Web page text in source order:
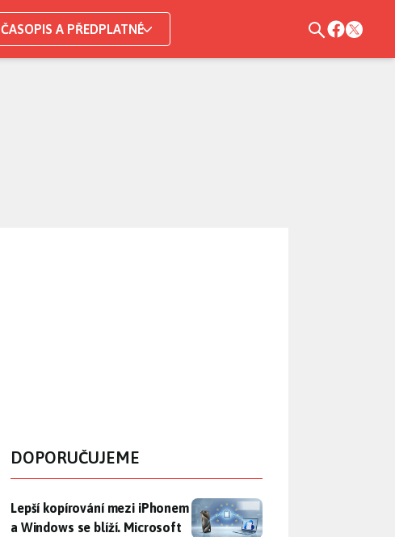
ČASOPIS A PŘEDPLATNÉ
DOPORUČUJEME
Lepší kopírování mezi iPhonem a Windows se blíží. Microsoft
Lepší kopírování mezi iPhonem
a Windows se blíží. Microsoft